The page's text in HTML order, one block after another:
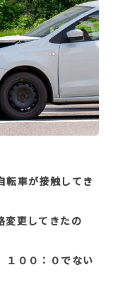
転車が接触してき
変更してきたの
１００：０でない